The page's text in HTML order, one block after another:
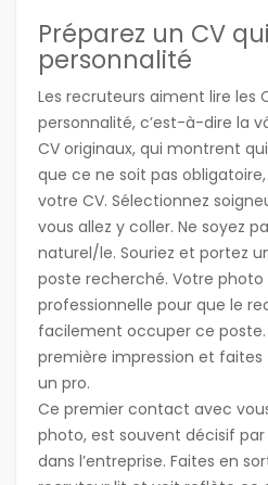
Préparez un CV
personnalité
Les recruteurs aiment lire les
personnalité, c’est-à-dire la
CV originaux, qui montrent
que ce ne soit pas
votre CV. Sélectionnez
vous allez y coller. Ne soyez
naturel/le. Souriez et portez
poste recherché. Votre
professionnelle pour que le
facilement occuper ce
première impression et faites
un pro.
Ce premier contact avec
photo, est souvent décisif
dans l’entreprise. Faites en